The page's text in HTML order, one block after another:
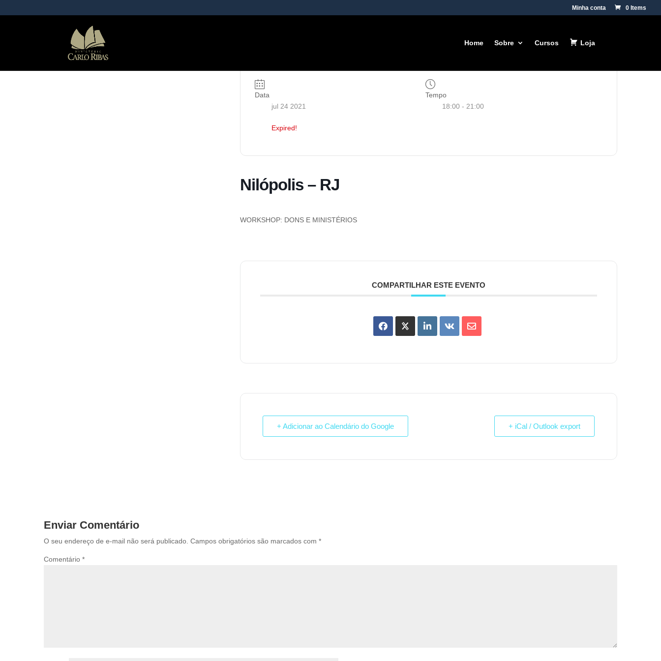
Minha conta 0 Items
Home Sobre Cursos Loja
Data
jul 24 2021
Expired!
Tempo
18:00 - 21:00
Nilópolis – RJ
WORKSHOP: DONS E MINISTÉRIOS
COMPARTILHAR ESTE EVENTO
+ Adicionar ao Calendário do Google + iCal / Outlook export
Enviar Comentário
O seu endereço de e-mail não será publicado. Campos obrigatórios são marcados com *
Comentário *